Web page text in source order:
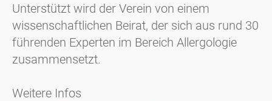
Unterstützt wird der Verein von einem
wissenschaftlichen Beirat, der sich aus rund 30
führenden Experten im Bereich Allergologie
zusammensetzt.
Weitere Infos